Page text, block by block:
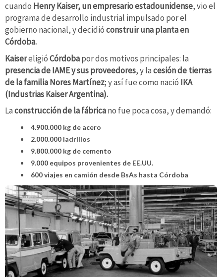
cuando Henry Kaiser, un empresario estadounidense, vio el
programa de desarrollo industrial impulsado por el
gobierno nacional, y decidióconstruir una planta en
Córdoba.
KaisereligióCórdobapor dos motivos principales: la
presencia de IAME y sus proveedores, y lacesión de tierras
de la familia Nores Martínez; y así fue como nació IKA
(Industrias Kaiser Argentina).
Laconstrucción de la fábricano fue poca cosa, y demandó:
4.900.000 kg de acero
2.000.000 ladrillos
9.800.000 kg de cemento
9.000 equipos provenientes de EE.UU.
600 viajes en camión desde BsAs hasta Córdoba